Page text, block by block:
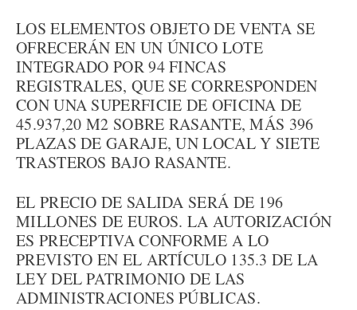
LOS ELEMENTOS OBJETO DE VENTA SE
OFRECERÁN EN UN ÚNICO LOTE
INTEGRADO POR 94 FINCAS
REGISTRALES, QUE SE CORRESPONDEN
CON UNA SUPERFICIE DE OFICINA DE
45.937,20 M2 SOBRE RASANTE, MÁS 396
PLAZAS DE GARAJE, UN LOCAL Y SIETE
TRASTEROS BAJO RASANTE.
EL PRECIO DE SALIDA SERÁ DE 196
MILLONES DE EUROS. LA AUTORIZACIÓN
ES PRECEPTIVA CONFORME A LO
PREVISTO EN EL ARTÍCULO 135.3 DE LA
LEY DEL PATRIMONIO DE LAS
ADMINISTRACIONES PÚBLICAS.